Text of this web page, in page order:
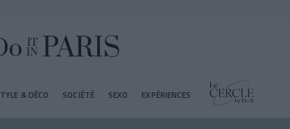
& DÉCO SOCIÉTÉ SEXO EXPÉRIENCES